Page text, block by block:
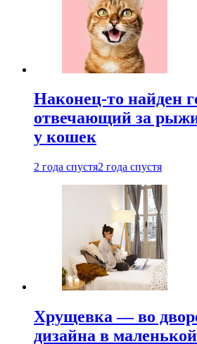
Наконец-то найден
отвечающий за
у кошек
2 года спустя2 года спустя
Хрущевка — во
дизайна в